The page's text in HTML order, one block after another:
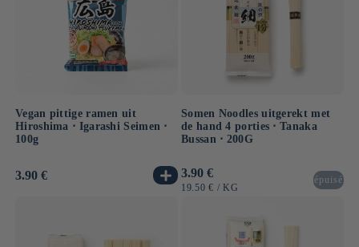
Vegan pittige ramen uit
Hiroshima ⋅ Igarashi Seimen ⋅
100g
Normale
3.90 €
Somen Noodles uitgerekt met
de hand 4 porties ⋅ Tanaka
Bussan ⋅ 200G
Normale
prijs
3.90 €
EENHEIDSPRIJS
19.50 € / PER
KG
épuisé